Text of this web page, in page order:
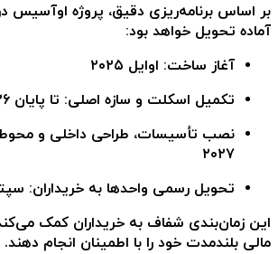
بر اساس برنامه‌ریزی دقیق، پروژه اوآسیس
آماده تحویل خواهد بود:
آغاز ساخت: اوایل ۲۰۲۵
تکمیل اسکلت و سازه اصلی: تا پایان ۲۰۲۶
نصب تأسیسات، طراحی داخلی و
۲۰۲۷
تحویل رسمی واحدها به خریداران:
این زمان‌بندی شفاف به خریداران کمک می‌کند
مالی بلندمدت خود را با اطمینان انجام دهند.